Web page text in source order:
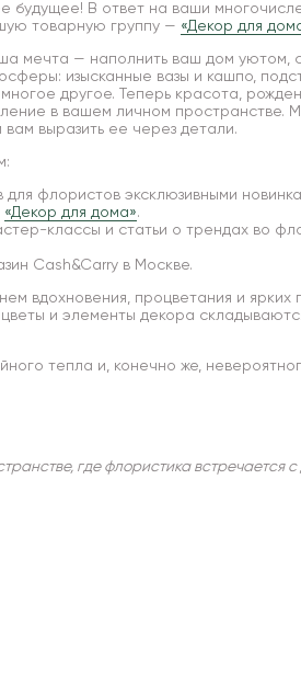
будущее! В ответ на ваши
товарную группу — «Декор для
мечта — наполнить ваш дом уютом,
изысканные вазы и кашпо,
другое. Теперь красота,
в вашем личном пространстве.
выразить ее через детали.
флористов эксклюзивными
«Декор для дома».
классы и статьи о трендах во
Cash&Carry в Москве.
вдохновения, процветания и ярких
и элементы декора
тепла и, конечно же,
где флористика встречается